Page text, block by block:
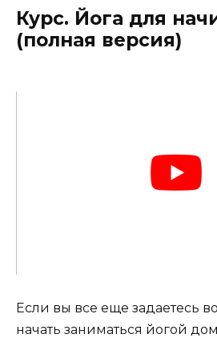
Курс. Йога для
(полная версия)
Если вы все еще задаетесь
начать заниматься йогой